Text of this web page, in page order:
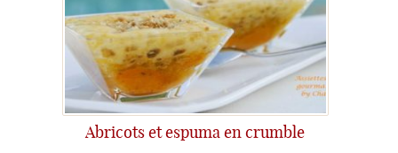
Abricots et espuma en crumble